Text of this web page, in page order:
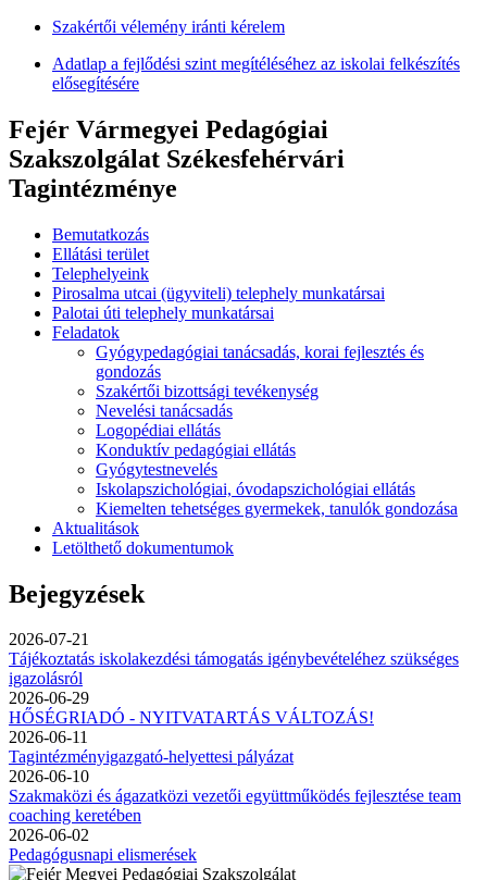
Szakértői vélemény iránti kérelem
Adatlap a fejlődési szint megítéléséhez az iskolai felkészítés
elősegítésére
Fejér Vármegyei Pedagógiai
Szakszolgálat Székesfehérvári
Tagintézménye
Bemutatkozás
Ellátási terület
Telephelyeink
Pirosalma utcai (ügyviteli) telephely munkatársai
Palotai úti telephely munkatársai
Feladatok
Gyógypedagógiai tanácsadás, korai fejlesztés és
gondozás
Szakértői bizottsági tevékenység
Nevelési tanácsadás
Logopédiai ellátás
Konduktív pedagógiai ellátás
Gyógytestnevelés
Iskolapszichológiai, óvodapszichológiai ellátás
Kiemelten tehetséges gyermekek, tanulók gondozása
Aktualitások
Letölthető dokumentumok
Bejegyzések
2026-07-21
Tájékoztatás iskolakezdési támogatás igénybevételéhez szükséges
igazolásról
2026-06-29
HŐSÉGRIADÓ - NYITVATARTÁS VÁLTOZÁS!
2026-06-11
Tagintézményigazgató-helyettesi pályázat
2026-06-10
Szakmaközi és ágazatközi vezetői együttműködés fejlesztése team
coaching keretében
2026-06-02
Pedagógusnapi elismerések